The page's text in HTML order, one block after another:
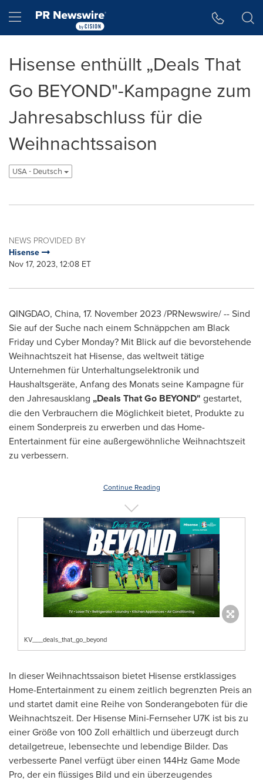
Hamburger menu
Hisense enthüllt „Deals That
Go BEYOND"-Kampagne zum
Jahresabschluss für die
Weihnachtssaison
USA - Deutsch
NEWS PROVIDED BY
Hisense
Nov 17, 2023, 12:08 ET
QINGDAO, China, 17. November 2023 /PRNewswire/ -- Sind
Sie auf der Suche nach einem Schnäppchen am Black
Friday und Cyber Monday? Mit Blick auf die bevorstehende
Weihnachtszeit hat Hisense, das weltweit tätige
Unternehmen für Unterhaltungselektronik und
Haushaltsgeräte, Anfang des Monats seine Kampagne für
den Jahresausklang „Deals That Go BEYOND" gestartet,
die den Verbrauchern die Möglichkeit bietet, Produkte zu
einem Sonderpreis zu erwerben und das Home-
Entertainment für eine außergewöhnliche Weihnachtszeit
zu verbessern.
Continue Reading
KV___deals_that_go_beyond
In dieser Weihnachtssaison bietet Hisense erstklassiges
Home-Entertainment zu einem zeitlich begrenzten Preis an
und startet damit eine Reihe von Sonderangeboten für die
Weihnachtszeit. Der Hisense Mini-Fernseher U7K ist bis zu
einer Größe von 100 Zoll erhältlich und überzeugt durch
detailgetreue, lebensechte und lebendige Bilder. Das
verbesserte Panel verfügt über einen 144Hz Game Mode
Pro, der ein flüssiges Bild und ein überzeugendes